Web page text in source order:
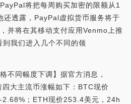
将把每周购买加密的限额从1
还透露，PayPal虚拟货币服务将于
并将在其移动支付应用Venmo上推
到我们进入几个不同的领
不同幅度下调】据官方消息，
大主流币涨幅如下：BTC现价
；ETH现价253.4美元，24h